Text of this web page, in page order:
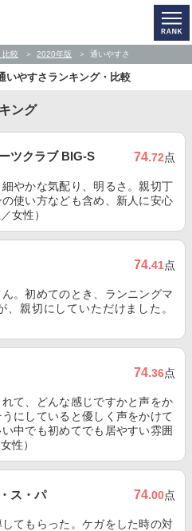
比較 2020年版 通いやすさ
いやすさランキング・比較
ング
ツクラブ BIG-S 74.72点
やかな気配り、明るさ。親切丁
使い方なども含め、新人に安心
女性）
74.41点
。初めてのとき、ランニングマ
親切にしていただけました。
74.36点
て、どんな感じですかと声をか
にしていると優しく声をかけて
中でも初めてでも居やすい雰囲
性）
ス・パ 74.00点
てもらった。ケガをした時の対